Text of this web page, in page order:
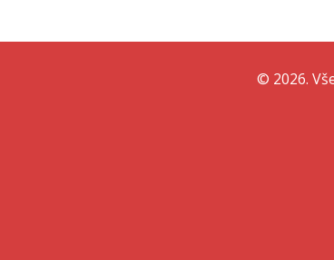
© 2026.